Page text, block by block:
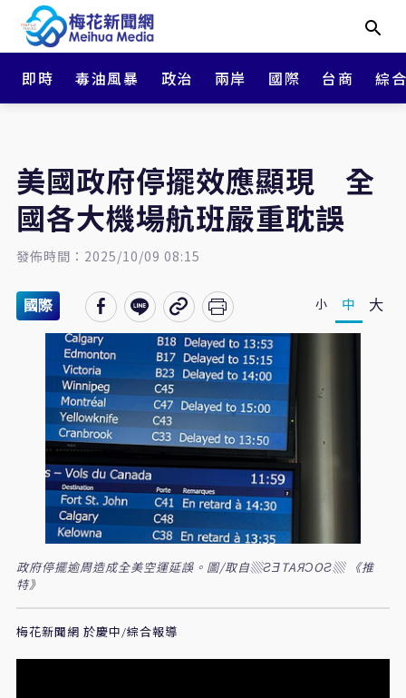
即時 毒油風暴 政治 兩岸 國際 台商 綜
美國政府停擺效應顯現 全
國各大機場航班嚴重耽誤
發佈時間：2025/10/09 08:15
國際 小 中 大
政府停擺逾周造成全美空運延誤。圖/取自▒ƧƎTAЯƆOƧ▒ 《推
特》
梅花新聞網 於慶中/綜合報導